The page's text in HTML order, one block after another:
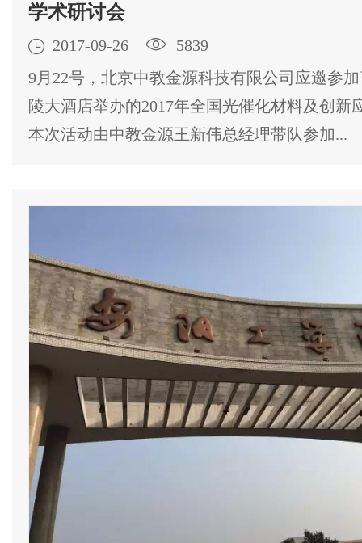
学术研讨会
 2017-09-26 
5839
9月22号，北京中教金源科技有限公司应邀参
陵大酒店举办的2017年全国光催化材料及创新
本次活动由中教金源王新伟总经理带队参加...